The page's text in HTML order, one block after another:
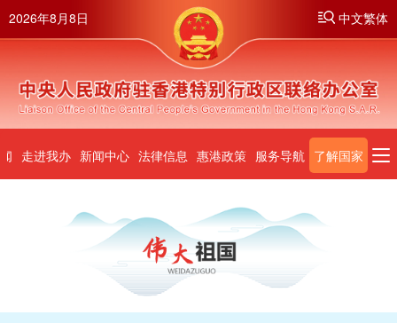
2026年8月8日 中文繁体
走进我办 新闻中心 法律信息 惠港政策 服务导航 了解国家